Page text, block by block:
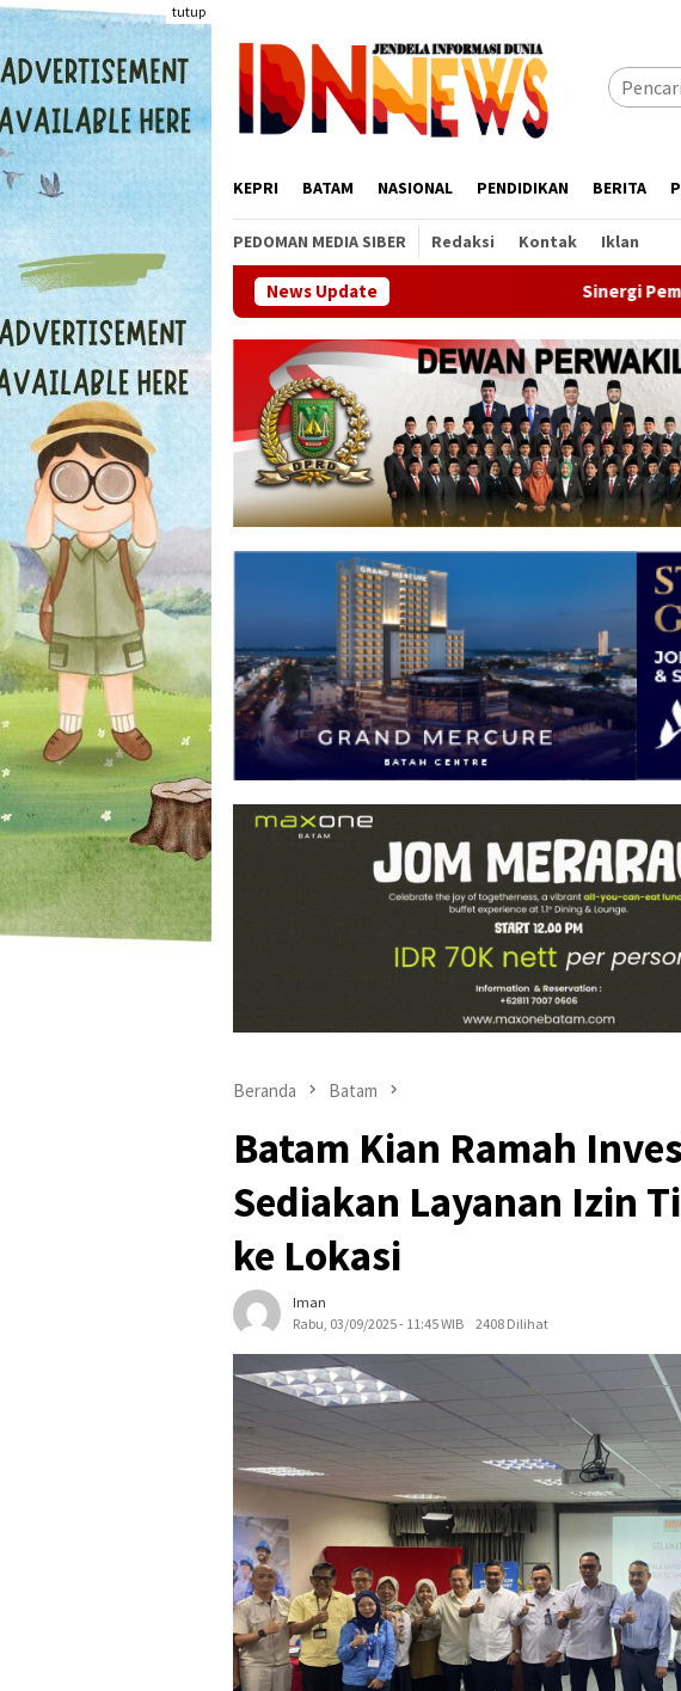
Loncat
ke
konten
tutup
KEPRI BATAM NASIONAL PENDIDIKAN BERITA
PEDOMAN MEDIA SIBER Redaksi Kontak Iklan
News Update Sinergi Pemda dan BP Batam
Beranda Batam
Batam Kian Ramah
Sediakan Layanan Izin
ke Lokasi
Iman
Rabu, 03/09/2025 - 11:45 WIB
2408 Dilihat